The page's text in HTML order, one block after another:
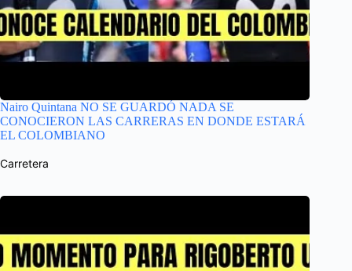
Nairo Quintana NO SE GUARDÓ NADA SE
CONOCIERON LAS CARRERAS EN DONDE ESTARÁ
EL COLOMBIANO
Carretera